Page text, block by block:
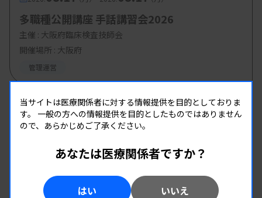
多職種公開講座 手話講習会2026
主催 : 大阪府臨床検査技師会
開催場所 : 大阪府
管理運営
08.19（水）-2026.08.19（水）
第1回臨床検査総合部門研修会
大分県臨床検査技師会
開催場所 : WEB
管理運営
当サイトは医療関係者に対する情報提供を目的としておりま
す。 一般の方への情報提供を目的としたものではありません
ので、あらかじめご了承ください。
あなたは医療関係者ですか？
はい いいえ